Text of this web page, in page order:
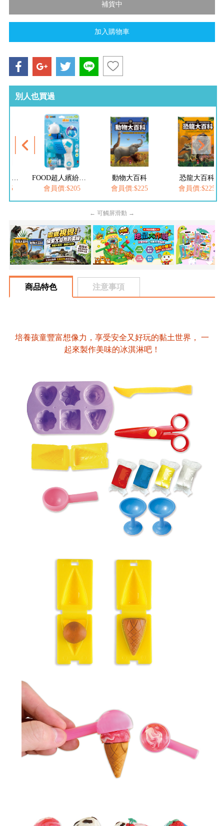
別人也買過
會員價:$205
動物大百科
會員價:$225
恐龍大百科
會員價:$225
← 可觸屏滑動 →
商品特色 注意事項
培養孩童豐富想像力，享受安全又好玩的黏土世界， 一
起來製作美味的冰淇淋吧！